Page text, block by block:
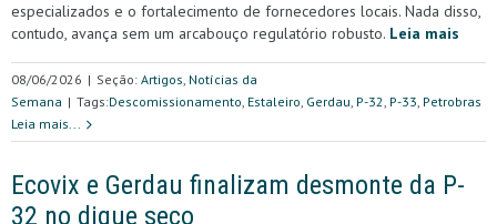
especializados e o fortalecimento de fornecedores locais. Nada disso,
contudo, avança sem um arcabouço regulatório robusto. Leia mais
08/06/2026 | Seção: Artigos, Notícias da
Semana | Tags:Descomissionamento, Estaleiro, Gerdau, P-32, P-33, Petrobras
Leia mais...
Ecovix e Gerdau finalizam desmonte da P-
32 no dique seco